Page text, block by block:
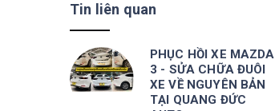
Tin liên quan
PHỤC HỒI XE MAZDA
3 - SỬA CHỮA ĐUÔI
XE VỀ NGUYÊN BẢN
TẠI QUANG ĐỨC